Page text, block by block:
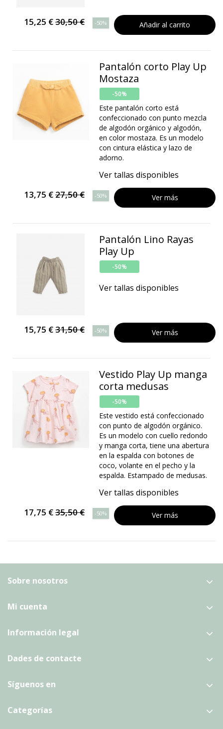
15,25 €30,50 € -50% Añadir al carrito
Pantalón corto Play Up
Mostaza
-50%
Este pantalón corto está
confeccionado con punto mezcla
de algodón orgánico y algodón,
en color mostaza. Es un modelo
con cintura elástica y lazo de
adorno.
Ver tallas disponibles
13,75 €27,50 € -50% Ver más
Pantalón Lino Rayas
Play Up
-50%
Ver tallas disponibles
15,75 €31,50 € -50% Ver más
Vestido Play Up manga
corta medusas
-50%
Este vestido está confeccionado
con punto de algodón orgánico.
Es un modelo con cuello redondo
y manga corta, tiene una abertura
en la espalda con botones de
coco, volante en el pecho y la
espalda. Estampado de medusas.
Ver tallas disponibles
17,75 €35,50 € -50% Ver más
Sobre nosotros
Mi cuenta
Información legal
Dades de contacte
Síguenos en
Categorías